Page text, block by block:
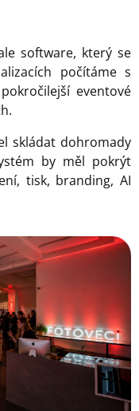
software, který se
počítáme s
eventové
skládat dohromady
by měl pokrýt
tisk, branding, AI